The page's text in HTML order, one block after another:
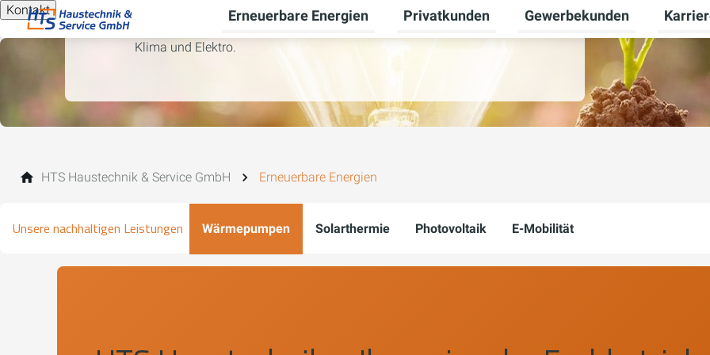
Kontakt Erneuerbare Energien
Untermenü für Erneuerbare Energien umschalten
Privatkunden
Untermenü für Privatkunden
Gewerbekunden
HTS Haustechnik bietet klimafreundliche Installationen für Heizung,
Klima und Elektro.
HTS Haustechnik & Service GmbH Erneuerbare Energien
Unsere nachhaltigen Leistungen Wärmepumpen Solarthermie Photovoltaik E-Mobilität